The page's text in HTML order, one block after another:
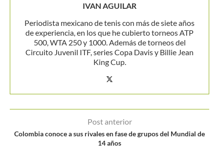
IVAN AGUILAR
Periodista mexicano de tenis con más de siete años
de experiencia, en los que he cubierto torneos ATP
500, WTA 250 y 1000. Además de torneos del
Circuito Juvenil ITF, series Copa Davis y Billie Jean
King Cup.
Post anterior
Colombia conoce a sus rivales en fase de grupos del Mundial de
14 años